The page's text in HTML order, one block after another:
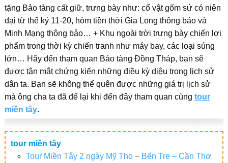
tặng Bảo tàng cất giữ, trưng bày như: cổ vật gốm sứ có niên
đại từ thế kỷ 11-20, hòm tiền thời Gia Long thông bảo và
Minh Mạng thông bảo… + Khu ngoài trời trưng bày chiến lợi
phẩm trong thời kỳ chiến tranh như máy bay, các loại súng
lớn… Hãy đến tham quan Bảo tàng Đồng Tháp, bạn sẽ
được tận mắt chứng kiến những điều kỳ diệu trong lịch sử
dân ta. Bạn sẽ không thể quên được những giá trị lịch sử
mà ông cha ta đã để lại khi đến đây tham quan cùng tour
miền tây.
tour miền tây
Tour Miền Tây 2 ngày Mỹ Tho – Bến Tre – Cần Thơ